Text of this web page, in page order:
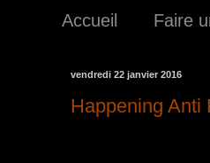
Accueil Faire
vendredi 22 janvier 2016
Happening Anti